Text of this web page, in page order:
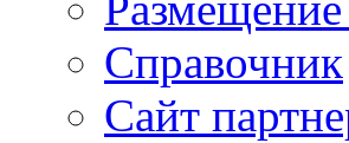
Справочник
Сайт